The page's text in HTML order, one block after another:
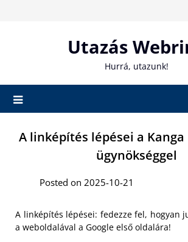
Utazás
Hurrá, utazunk!
A linképítés lépései a Kanga
ügynökséggel
Posted on 2025-10-21
A linképítés lépései: fedezze fel, hogyan
a weboldalával a Google első oldalára!